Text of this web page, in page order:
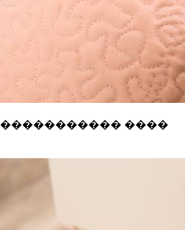
����